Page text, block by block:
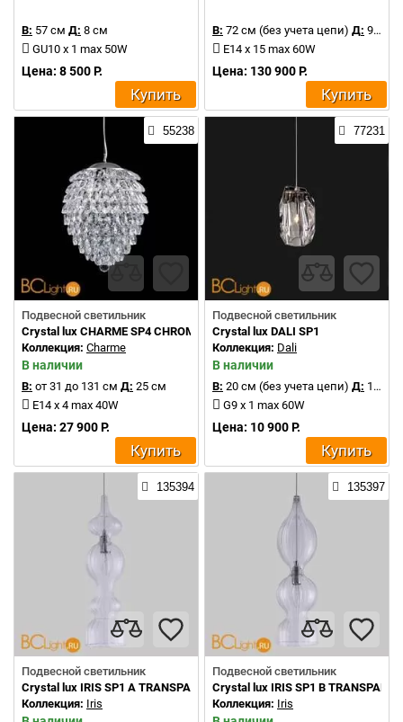
В: 57 см Д: 8 см
GU10 x 1 max 50W
Цена: 8 500 Р.
Купить
В: 72 см (без учета цепи) Д: 90 см
E14 x 15 max 60W
Цена: 130 900 Р.
Купить
55238
Подвесной светильник
Crystal lux CHARME SP4 CHROME/TRANSPARENT
Коллекция: Charme
В наличии
В: от 31 до 131 см Д: 25 см
E14 x 4 max 40W
Цена: 27 900 Р.
Купить
77231
Подвесной светильник
Crystal lux DALI SP1
Коллекция: Dali
В наличии
В: 20 см (без учета цепи) Д: 14 см
G9 x 1 max 60W
Цена: 10 900 Р.
Купить
135394
Подвесной светильник
Crystal lux IRIS SP1 A TRANSPARENT
Коллекция: Iris
135397
Подвесной светильник
Crystal lux IRIS SP1 B
Коллекция: Iris